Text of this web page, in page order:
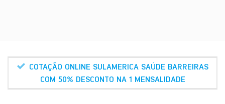
COTAÇÃO ONLINE SULAMERICA SAÚDE BARREIRAS
COM 50% DESCONTO NA 1 MENSALIDADE